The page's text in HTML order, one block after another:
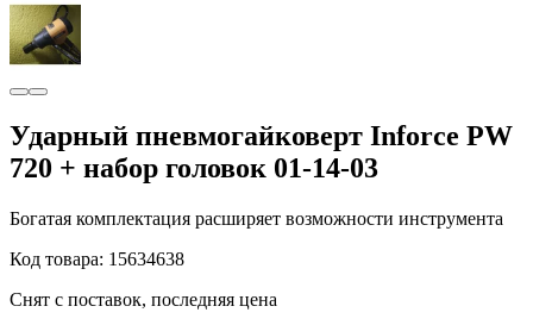
Ударный пневмогайковерт Inforce PW
720 + набор головок 01-14-03
Богатая комплектация расширяет возможности инструмента
Код товара: 15634638
Снят с поставок, последняя цена